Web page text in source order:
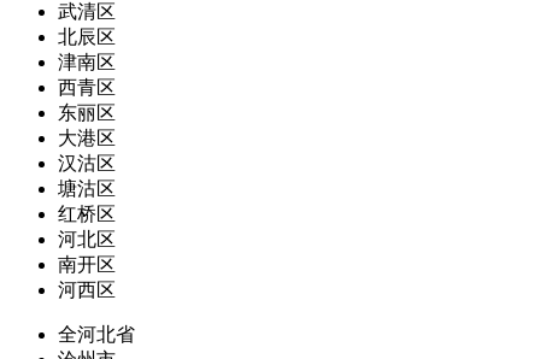
武清区
北辰区
津南区
西青区
东丽区
大港区
汉沽区
塘沽区
红桥区
河北区
南开区
河西区
全河北省